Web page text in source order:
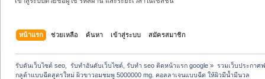
หน้าแรก ช่วยเหลือ ค้นหา เข้าสู่ระบบ สมัครสมาชิก
รับดันเว็บไซต์ seo,  รับทำอันดับเว็บไซต์, รับทำ seo ติดหน้าแรก google » รวมเว็บประกาศ
กลูต้าแบบฉีดสูตรใหม่ ผิวขาวอมชมพู 5000000 mg. คอลลาเจนแบบฉีด ให้ผิวมีน้ำมีนวล